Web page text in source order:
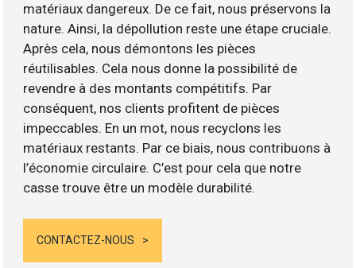
matériaux dangereux. De ce fait, nous préservons la
nature. Ainsi, la dépollution reste une étape cruciale.
Après cela, nous démontons les pièces
réutilisables. Cela nous donne la possibilité de
revendre à des montants compétitifs. Par
conséquent, nos clients profitent de pièces
impeccables. En un mot, nous recyclons les
matériaux restants. Par ce biais, nous contribuons à
l’économie circulaire. C’est pour cela que notre
casse trouve être un modèle durabilité.
CONTACTEZ-NOUS